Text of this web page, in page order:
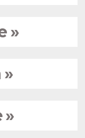
»
»